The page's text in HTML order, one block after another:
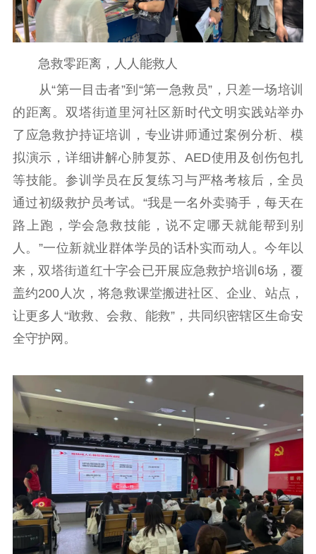
急救零距离，人人能救人
从“第一目击者”到“第一急救员”，只差一场培训
的距离。双塔街道里河社区新时代文明实践站举办
了应急救护持证培训，专业讲师通过案例分析、模
拟演示，详细讲解心肺复苏、AED使用及创伤包扎
等技能。参训学员在反复练习与严格考核后，全员
通过初级救护员考试。“我是一名外卖骑手，每天在
路上跑，学会急救技能，说不定哪天就能帮到别
人。”一位新就业群体学员的话朴实而动人。今年以
来，双塔街道红十字会已开展应急救护培训6场，覆
盖约200人次，将急救课堂搬进社区、企业、站点，
让更多人“敢救、会救、能救”，共同织密辖区生命安
全守护网。